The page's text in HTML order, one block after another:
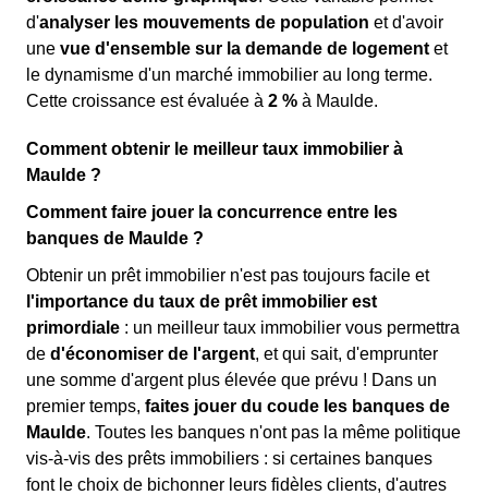
d'analyser les mouvements de population et d'avoir
une vue d'ensemble sur la demande de logement et
le dynamisme d'un marché immobilier au long terme.
Cette croissance est évaluée à 2 % à Maulde.
Comment obtenir le meilleur taux immobilier à
Maulde ?
Comment faire jouer la concurrence entre les
banques de Maulde ?
Obtenir un prêt immobilier n'est pas toujours facile et
l'importance du taux de prêt immobilier est
primordiale : un meilleur taux immobilier vous permettra
de d'économiser de l'argent, et qui sait, d'emprunter
une somme d'argent plus élevée que prévu ! Dans un
premier temps, faites jouer du coude les banques de
Maulde. Toutes les banques n'ont pas la même politique
vis-à-vis des prêts immobiliers : si certaines banques
font le choix de bichonner leurs fidèles clients, d'autres